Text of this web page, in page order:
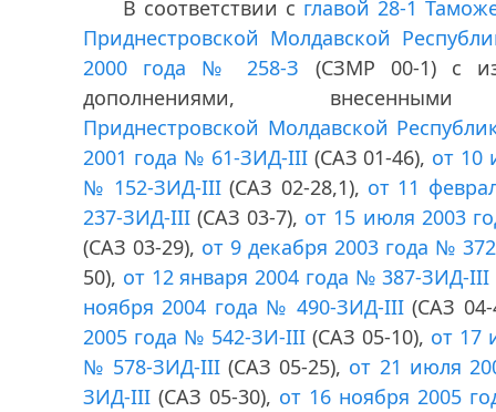
В соответствии с главой 28-1
Приднестровской Молдавской
2000 года № 258-З (СЗМР 00-1) с
дополнениями,
Приднестровской Молдавской
2001 года № 61-ЗИД-III(САЗ 01-46), от 10
№ 152-ЗИД-III(САЗ 02-28,1), от 11
237-ЗИД-III (САЗ 03-7), от 15 июля 2003
(САЗ 03-29), от 9 декабря 2003 года №
50), от 12 января 2004 года № 387-ЗИД-III
ноября 2004 года № 490-ЗИД-III (САЗ
2005 года № 542-ЗИ-III (САЗ 05-10), от 17
№ 578-ЗИД-III (САЗ 05-25), от 21 июля
ЗИД-III (САЗ 05-30), от 16 ноября 2005